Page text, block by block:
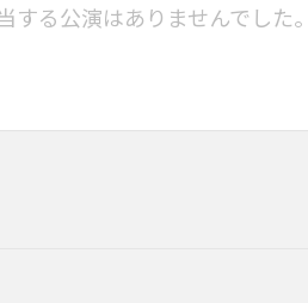
する公演はありませんでした。